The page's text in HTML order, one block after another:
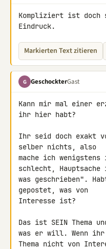
Kompliziert ist doch
Eindruck.
Markierten Text zitieren
G GeschockterGast
Kann mir mal einer
ihr hier habt?
Ihr seid doch exakt
selber nichts, also
mache ich wenigstens
schlecht, Hauptsache
was geschrieben".
gepostet, was von
Interesse ist?
Das ist SEIN Thema
was er will. Wenn ihr
Thema nicht von